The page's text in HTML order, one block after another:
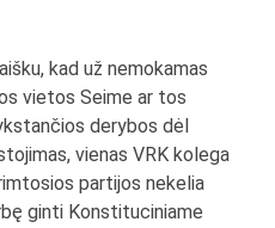
kad už nemokamas
vietos Seime ar tos
derybos dėl
vienas VRK kolega
partijos nekelia
ginti Konstituciniame